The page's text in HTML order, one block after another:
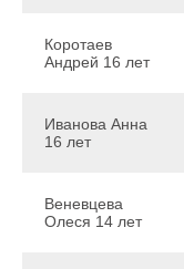
Коротаев
Андрей 16 лет
Иванова Анна
16 лет
Веневцева
Олеся 14 лет